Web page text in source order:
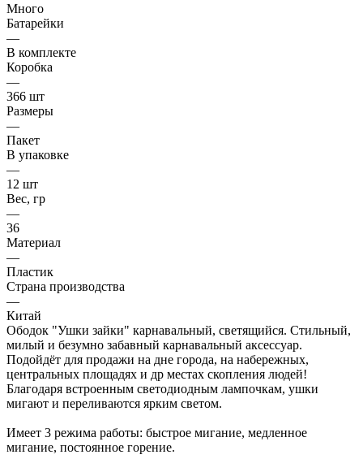
Много
Батарейки
—
В комплекте
Коробка
—
366 шт
Размеры
—
Пакет
В упаковке
—
12 шт
Вес, гр
—
36
Материал
—
Пластик
Страна производства
—
Китай
Ободок "Ушки зайки" карнавальный, светящийся. Стильный,
милый и безумно забавный карнавальный аксессуар.
Подойдёт для продажи на дне города, на набережных,
центральных площадях и др местах скопления людей!
Благодаря встроенным светодиодным лампочкам, ушки
мигают и переливаются ярким светом.
Имеет 3 режима работы: быстрое мигание, медленное
мигание, постоянное горение.